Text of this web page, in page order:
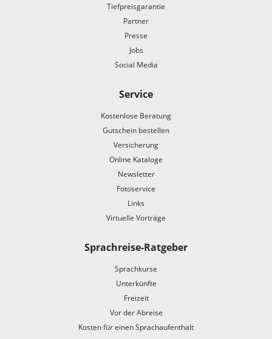
Tiefpreisgarantie
Partner
Presse
Jobs
Social Media
Service
Kostenlose Beratung
Gutschein bestellen
Versicherung
Online Kataloge
Newsletter
Fotoservice
Links
Virtuelle Vorträge
Sprachreise-Ratgeber
Sprachkurse
Unterkünfte
Freizeit
Vor der Abreise
Kosten für einen Sprachaufenthalt